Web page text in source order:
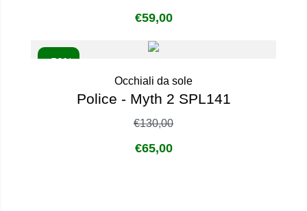
€59,00
- 50%
Occhiali da sole
Police - Myth 2 SPL141
€130,00
€65,00